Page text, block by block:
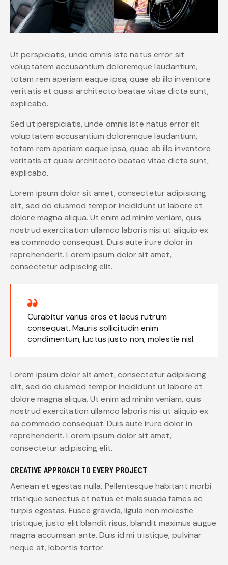
Ut perspiciatis, unde omnis iste natus error sit
voluptatem accusantium doloremque laudantium,
totam rem aperiam eaque ipsa, quae ab illo inventore
veritatis et quasi architecto beatae vitae dicta sunt,
explicabo.
Sed ut perspiciatis, unde omnis iste natus error sit
voluptatem accusantium doloremque laudantium,
totam rem aperiam eaque ipsa, quae ab illo inventore
veritatis et quasi architecto beatae vitae dicta sunt,
explicabo.
Lorem ipsum dolor sit amet, consectetur adipisicing
elit, sed do eiusmod tempor incididunt ut labore et
dolore magna aliqua. Ut enim ad minim veniam, quis
nostrud exercitation ullamco laboris nisi ut aliquip ex
ea commodo consequat. Duis aute irure dolor in
reprehenderit. Lorem ipsum dolor sit amet,
consectetur adipiscing elit.
Curabitur varius eros et lacus rutrum
consequat. Mauris sollicitudin enim
condimentum, luctus justo non, molestie nisl.
Lorem ipsum dolor sit amet, consectetur adipisicing
elit, sed do eiusmod tempor incididunt ut labore et
dolore magna aliqua. Ut enim ad minim veniam, quis
nostrud exercitation ullamco laboris nisi ut aliquip ex
ea commodo consequat. Duis aute irure dolor in
reprehenderit. Lorem ipsum dolor sit amet,
consectetur adipiscing elit.
CREATIVE APPROACH TO EVERY PROJECT
Aenean et egestas nulla. Pellentesque habitant morbi
tristique senectus et netus et malesuada fames ac
turpis egestas. Fusce gravida, ligula non molestie
tristique, justo elit blandit risus, blandit maximus augue
magna accumsan ante. Duis id mi tristique, pulvinar
neque at, lobortis tortor.